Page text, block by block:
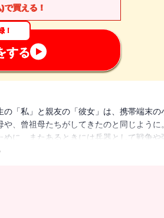
で買える！
！
する
「私」と親友の「彼女」は、携帯端末の
、曾祖母たちがしてきたのと同じように
に、またあるときには兵器として戦争や
に翻弄されながらもレンズをのぞき続け